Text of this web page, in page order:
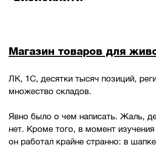
Магазин товаров для
ЛК, 1С, десятки тысяч позиций,
множество складов.
Явно было о чем написать. Жаль,
нет. Кроме того, в момент
он работал крайне странно: в